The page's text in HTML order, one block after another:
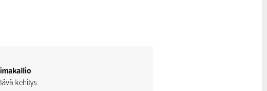
kehitys